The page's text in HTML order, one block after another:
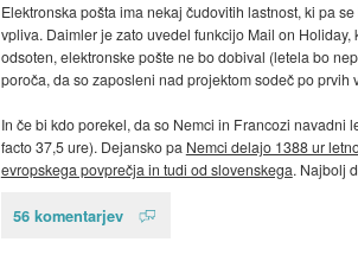
Elektronska pošta ima nekaj čudovitih lastnost, ki pa
vpliva. Daimler je zato uvedel funkcijo Mail on
odsoten, elektronske pošte ne bo dobival (letela bo
poroča, da so zaposleni nad projektom sodeč po
In če bi kdo porekel, da so Nemci in Francozi
facto 37,5 ure). Dejansko pa Nemci delajo 1388 ur
evropskega povprečja in tudi od slovenskega. Najbolj
56 komentarjev